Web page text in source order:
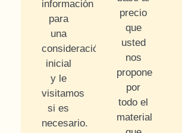
información
para
una
consideración
inicial
y le
visitamos
si es
necesario.
precio
que
usted
nos
propone
por
todo el
material